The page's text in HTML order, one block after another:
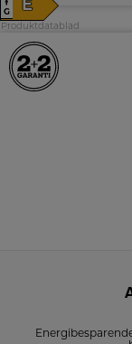
↑
G
E
Produktdatablad